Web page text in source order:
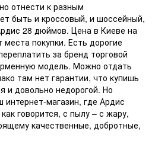
отнести к разным
быть и кроссовый, и шоссейный,
28 дюймов. Цена в Киеве на
покупки. Есть дорогие
за бренд торговой
модель. Можно отдать
там нет гарантии, что купишь
и довольно недорогой. Но
магазин, где Ардис
говорится, с пылу – с жару,
качественные, добротные,